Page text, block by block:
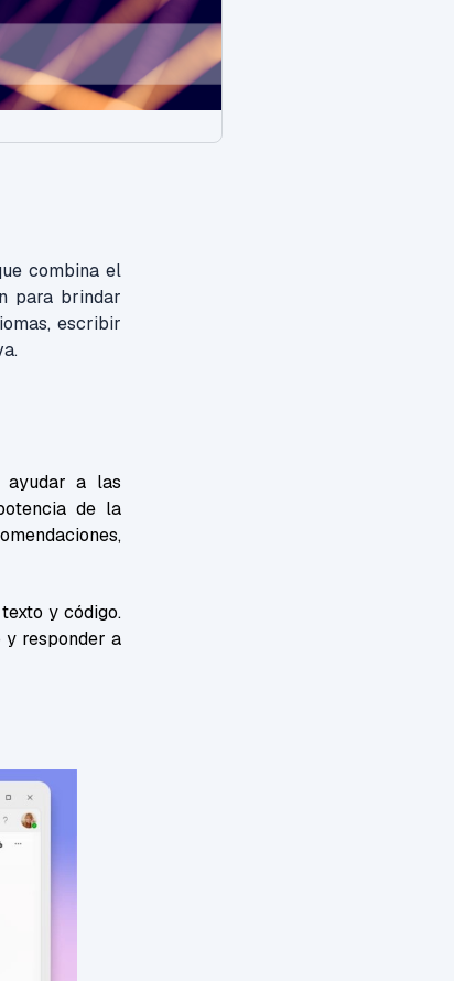
combina el
para brindar
escribir
ayudar a las
de la
y código.
y responder a